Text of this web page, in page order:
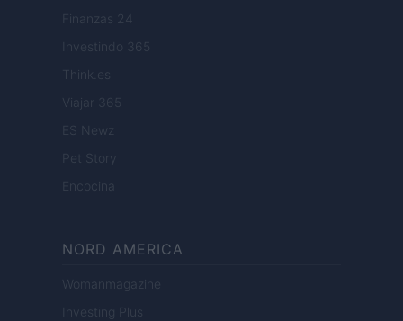
Finanzas 24
Investindo 365
Think.es
Viajar 365
ES Newz
Pet Story
Encocina
NORD AMERICA
Womanmagazine
Investing Plus